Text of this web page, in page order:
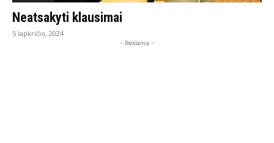
Neatsakyti klausimai
5 lapkričio, 2024
- Reklama -